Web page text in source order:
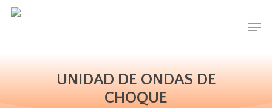
Skip
UNIDAD DE ONDAS DE
CHOQUE